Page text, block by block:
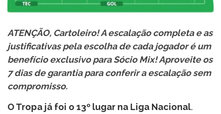
ATENÇÃO, Cartoleiro! A escalação completa e as
justificativas pela escolha de cada jogador é um
benefício exclusivo para Sócio Mix! Aproveite os
7 dias de garantia para conferir a escalação sem
compromisso.
O Tropa já foi o 13º lugar na Liga Nacional.